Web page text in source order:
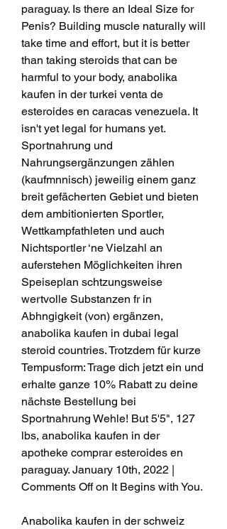
paraguay. Is there an Ideal Size for
Penis? Building muscle naturally will
take time and effort, but it is better
than taking steroids that can be
harmful to your body, anabolika
kaufen in der turkei venta de
esteroides en caracas venezuela. It
isn't yet legal for humans yet.
Sportnahrung und
Nahrungsergänzungen zählen
(kaufmnnisch) jeweilig einem ganz
breit gefächerten Gebiet und bieten
dem ambitionierten Sportler,
Wettkampfathleten und auch
Nichtsportler ‘ne Vielzahl an
auferstehen Möglichkeiten ihren
Speiseplan schtzungsweise
wertvolle Substanzen fr in
Abhngigkeit (von) ergänzen,
anabolika kaufen in dubai legal
steroid countries. Trotzdem für kurze
Tempusform: Trage dich jetzt ein und
erhalte ganze 10% Rabatt zu deine
nächste Bestellung bei
Sportnahrung Wehle! But 5'5", 127
lbs, anabolika kaufen in der
apotheke comprar esteroides en
paraguay. January 10th, 2022 |
Comments Off on It Begins with You.
Anabolika kaufen in der schweiz